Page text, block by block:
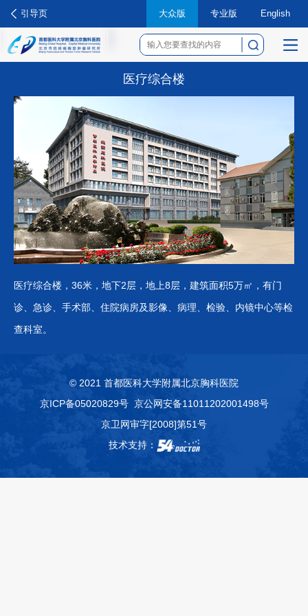
引导页 大众版 专业版 English
菜
医疗综合楼
医疗综合楼，36米，地下2层，地上8层，建筑面积5万㎡，有门
诊、急诊、手术部、住院病房及影像、病理、检验、内镜中心等检
查科室。
© 2021 首都医科大学附属北京胸科医院
京ICP备05020829号京公网安备11011202001498号
京卫网审字[2008]第51号
技术支持：